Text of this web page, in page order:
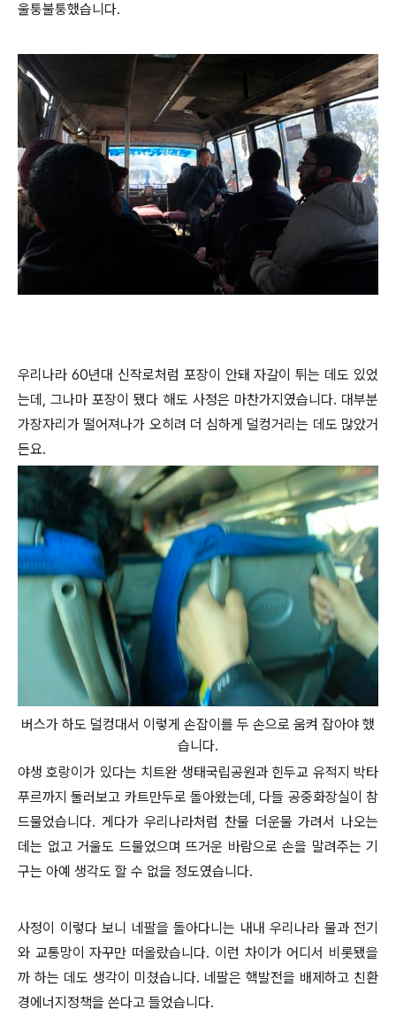
울퉁불퉁했습니다.
우리나라 60년대 신작로처럼 포장이 안돼 자갈이 튀는 데도 있었
는데, 그나마 포장이 됐다 해도 사정은 마찬가지였습니다. 대부분
가장자리가 떨어져나가 오히려 더 심하게 덜컹거리는 데도 많았거
든요.
버스가 하도 덜컹대서 이렇게 손잡이를 두 손으로 움켜 잡아야 했
습니다.
야생 호랑이가 있다는 치트완 생태국립공원과 힌두교 유적지 박타
푸르까지 둘러보고 카트만두로 돌아왔는데, 다들 공중화장실이 참
드물었습니다. 게다가 우리나라처럼 찬물 더운물 가려서 나오는
데는 없고 거울도 드물었으며 뜨거운 바람으로 손을 말려주는 기
구는 아예 생각도 할 수 없을 정도였습니다.
사정이 이렇다 보니 네팔을 돌아다니는 내내 우리나라 물과 전기
와 교통망이 자꾸만 떠올랐습니다. 이런 차이가 어디서 비롯됐을
까 하는 데도 생각이 미쳤습니다. 네팔은 핵발전을 배제하고 친환
경에너지정책을 쓴다고 들었습니다.